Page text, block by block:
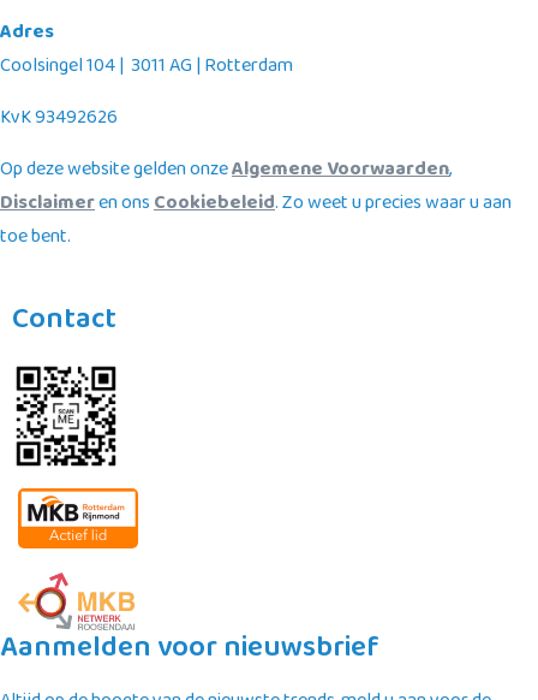
Adres
Coolsingel 104 | 3011 AG | Rotterdam
KvK 93492626
Op deze website gelden onzeAlgemene Voorwaarden,
Disclaimeren onsCookiebeleid. Zo weet u precies waar u aan
toe bent.
Contact
Aanmelden voor nieuwsbrief